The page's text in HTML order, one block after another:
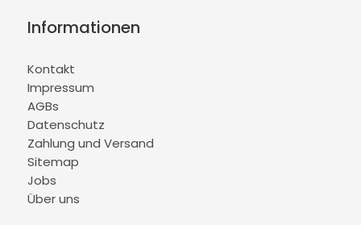
Informationen
Kontakt
Impressum
AGBs
Datenschutz
Zahlung und Versand
Sitemap
Jobs
Über uns